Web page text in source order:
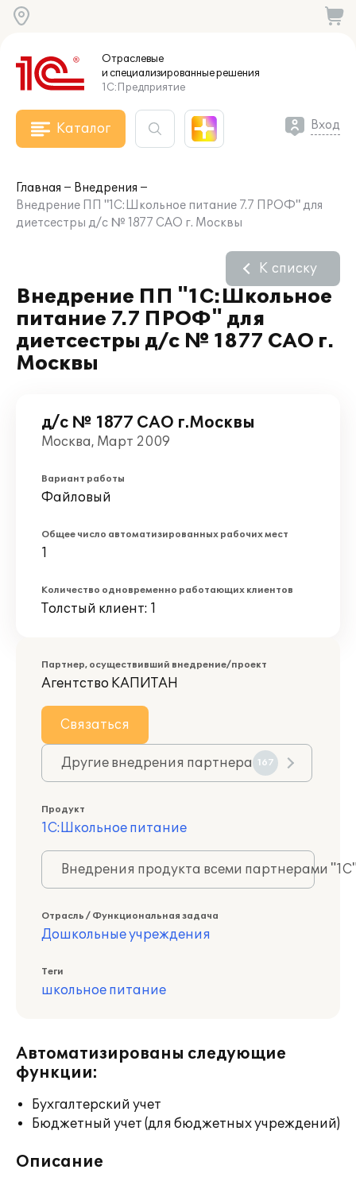
Отраслевые
и специализированныерешения
1С:Предприятие
Каталог Вход
Главная
Внедрения
Внедрение ПП "1С:Школьное питание 7.7 ПРОФ" для
диетсестры д/с № 1877 САО г. Москвы
Внедрение ПП "1С:Школьное
питание 7.7 ПРОФ" для
диетсестры д/с № 1877 САО г.
Москвы
К списку
д/с № 1877 САО г.Москвы
Москва, Март 2009
Вариант работы
Файловый
Общее число автоматизированных рабочих мест
1
Количество одновременно работающих клиентов
Толстый клиент: 1
Партнер, осуществивший внедрение/проект
Агентство КАПИТАН
Связаться
Другие внедрения партнера 167
Продукт
1С:Школьное питание
Внедрения продукта всеми партнерами
Отрасль / Функциональная задача
Дошкольные учреждения
Теги
школьное питание
Автоматизированы следующие
функции:
Бухгалтерский учет
Бюджетный учет (для бюджетных учреждений)
Описание